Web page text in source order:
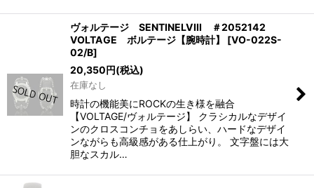
ヴォルテージ SENTINELVIII ＃2052142
VOLTAGE ボルテージ【腕時計】
[VO-022S-
02/B]
20,350円(税込)
在庫なし
時計の機能美にROCKの生き様を融合
【VOLTAGE/ヴォルテージ】 クラシカルなデザイ
ンのクロスコンチョをあしらい、ハードなデザイ
ンながらも高級感がある仕上がり。 文字盤には大
胆なスカル…